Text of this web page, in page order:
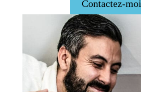
Contactez-moi